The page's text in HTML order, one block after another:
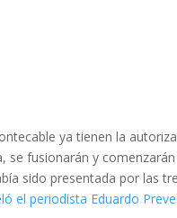
ya tienen la
se fusionarán y
sido presentada por las
el periodista Eduardo